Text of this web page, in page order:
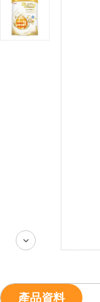
產品資料